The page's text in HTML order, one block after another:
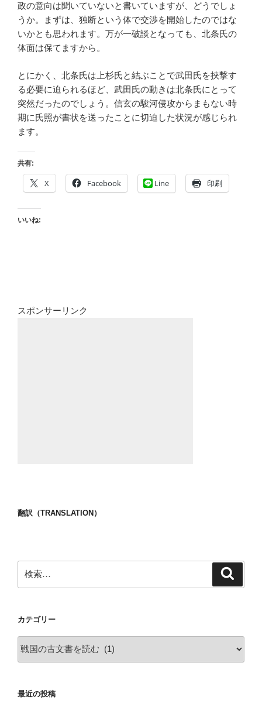
政の意向は聞いていないと書いていますが、どうでしょ
うか。まずは、独断という体で交渉を開始したのではな
いかとも思われます。万が一破談となっても、北条氏の
体面は保てますから。
とにかく、北条氏は上杉氏と結ぶことで武田氏を挟撃す
る必要に迫られるほど、武田氏の動きは北条氏にとって
突然だったのでしょう。信玄の駿河侵攻からまもない時
期に氏照が書状を送ったことに切迫した状況が感じられ
ます。
共有:
X Facebook Line 印刷
いいね:
スポンサーリンク
翻訳（TRANSLATION）
索:
カテゴリー
テ
ー
最近の投稿